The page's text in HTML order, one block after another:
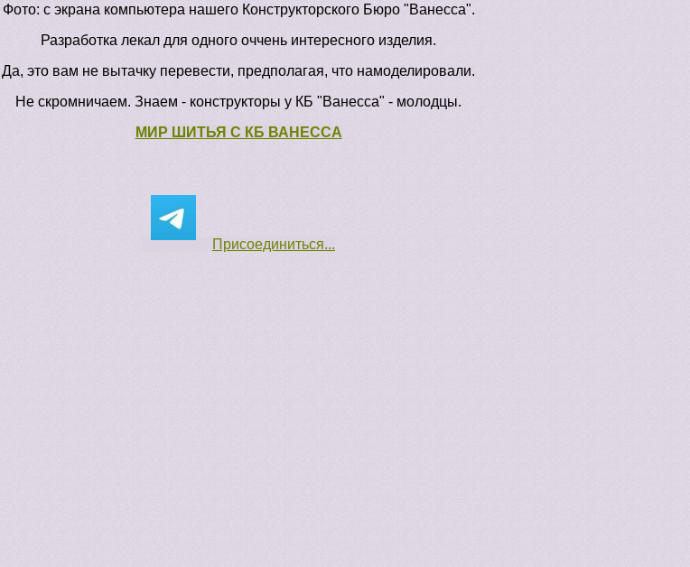
Фото: с экрана компьютера нашего Конструкторского Бюро "Ванесса".
Разработка лекал для одного оччень интересного изделия.
Да, это вам не вытачку перевести, предполагая, что намоделировали.
Не скромничаем. Знаем - конструкторы у КБ "Ванесса" - молодцы.
МИР ШИТЬЯ С КБ ВАНЕССА
Присоединиться...